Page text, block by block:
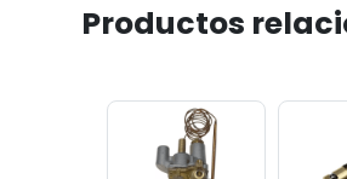
Productos